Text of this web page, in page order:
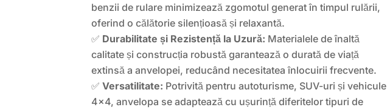
benzii de rulare minimizează zgomotul generat în timpul rulării,
oferind o călătorie silențioasă și relaxantă.
✅ Durabilitate și Rezistență la Uzură: Materialele de înaltă
calitate și construcția robustă garantează o durată de viață
extinsă a anvelopei, reducând necesitatea înlocuirii frecvente.
✅Versatilitate: Potrivită pentru autoturisme, SUV-uri și vehicule
4×4, anvelopa se adaptează cu ușurință diferitelor tipuri de